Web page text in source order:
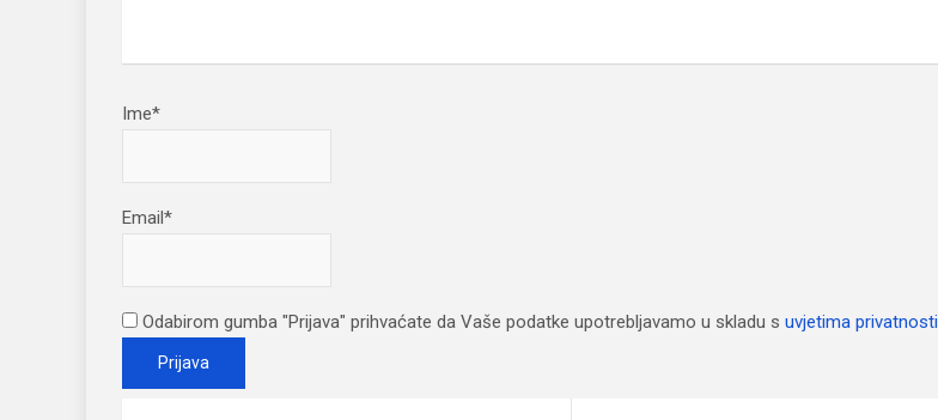
Ime*
Email*
Odabirom gumba "Prijava" prihvaćate da Vaše podatke upotrebljavamo u skladu s uvjetima privatnosti